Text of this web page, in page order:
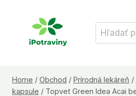
Hľadať:
Home / Obchod / Prírodná lekáreň /
kapsule / Topvet Green Idea Acai